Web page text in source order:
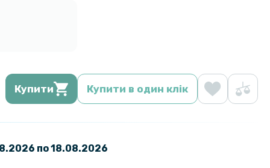
Купити Купити в один клік
по 18.08.2026